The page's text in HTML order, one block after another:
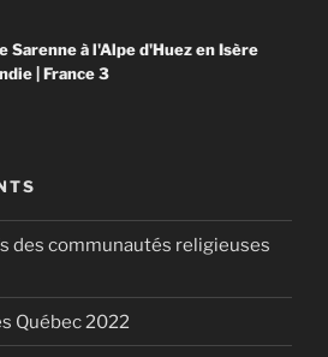
Sarenne à l'Alpe d'Huez en Isère
| France 3
des communautés religieuses
Québec 2022